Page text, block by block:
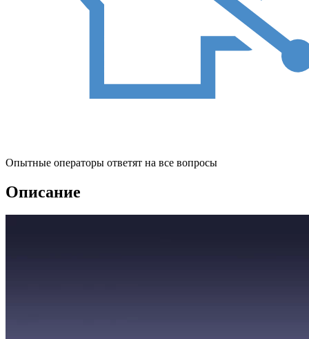
Опытные операторы ответят на все вопросы
Описание